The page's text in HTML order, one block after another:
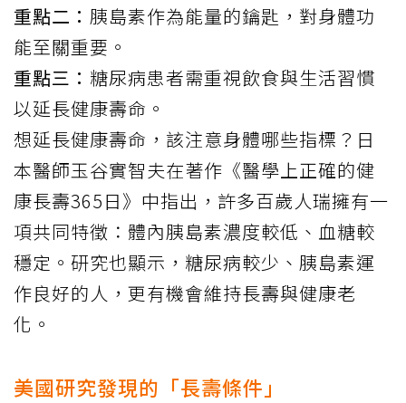
重點二： 胰島素作為能量的鑰匙，對身體功
能至關重要。
重點三： 糖尿病患者需重視飲食與生活習慣
以延長健康壽命。
想延長健康壽命，該注意身體哪些指標？日
本醫師玉谷實智夫在著作《醫學上正確的健
康長壽365日》中指出 ，許多百歲人瑞擁有一
項共同特徵：體內胰島素濃度較低、血糖較
穩定。研究也顯示，糖尿病較少、胰島素運
作良好的人，更有機會維持長壽與健康老
化。
美國研究發現的「長壽條件」